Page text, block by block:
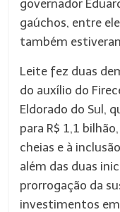
governador
gaúchos, entre
também
Leite fez duas
do auxílio do
Eldorado do Sul,
para R$ 1,1
cheias e à
além das duas
prorrogação da
investimentos